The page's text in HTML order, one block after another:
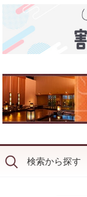
検索から探す